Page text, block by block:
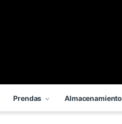
Prendas Almacenamiento